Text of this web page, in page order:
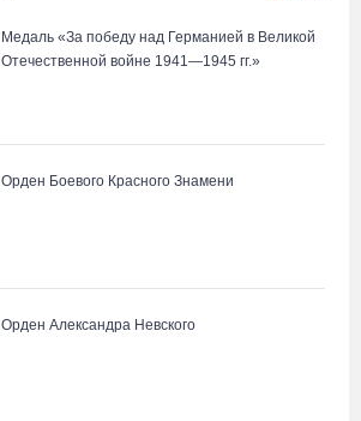
Медаль «За победу над Германией в Великой
Отечественной войне 1941—1945 гг.»
Орден Боевого Красного Знамени
Орден Александра Невского